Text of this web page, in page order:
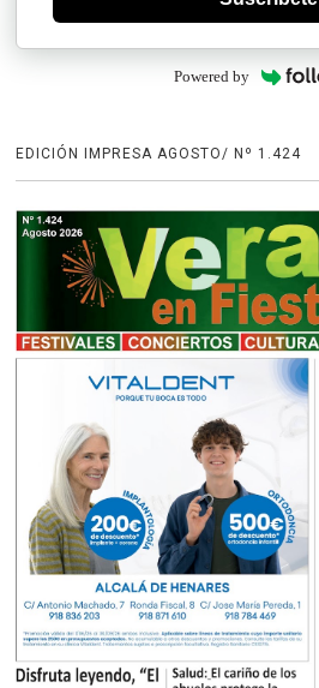
Powered by
EDICIÓN IMPRESA AGOSTO/ Nº 1.424